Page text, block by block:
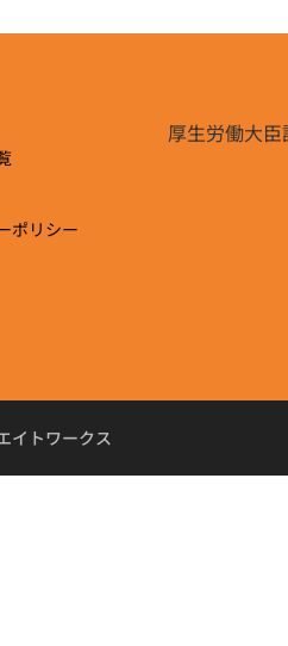
ポリシー
厚生労働大
イトワークス